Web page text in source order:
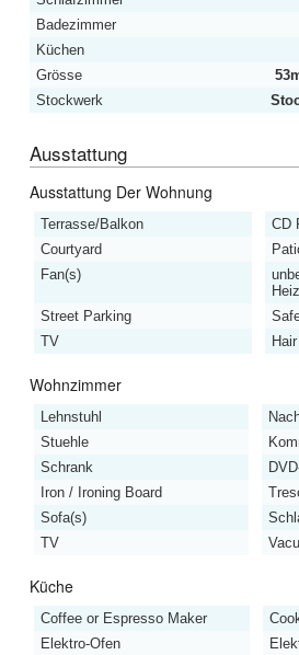
Badezimmer
Küchen
Grösse
Stockwerk
Ausstattung
Ausstattung Der Wohnung
Terrasse/Balkon
CD
Courtyard
Fan(s)
Street Parking
TV
Wohnzimmer
Lehnstuhl
Stuehle
Schrank
Iron / Ironing Board
Sofa(s)
TV
Küche
Coffee or Espresso Maker
Elektro-Ofen